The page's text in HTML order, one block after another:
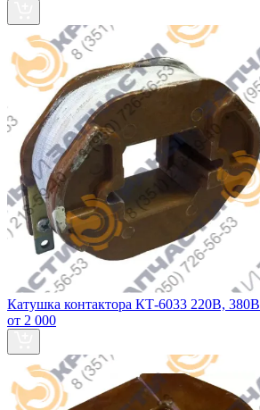
Катушка контактора КТ-6033 220В, 380В
от 2 000